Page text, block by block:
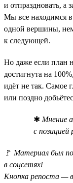
и отпраздновать, а
Мы все находимся в
одной вершины,
к следующей.
Но даже если план
достигнута на
идёт не так. Самое
или поздно
✱ Мнение
с позицией
🚩 Материал был
в соцсетях!
Кнопка репоста —